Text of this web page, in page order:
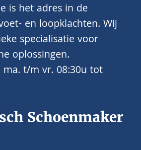
Schoenmaker
is het adres in de
en loopklachten. Wij
specialisatie voor
oplossingen.
t/m vr. 08:30u tot